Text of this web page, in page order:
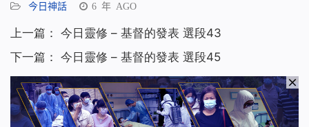
今日神話 6 年 AGO
上一篇： 今日靈修 – 基督的發表 選段43
下一篇： 今日靈修 – 基督的發表 選段45